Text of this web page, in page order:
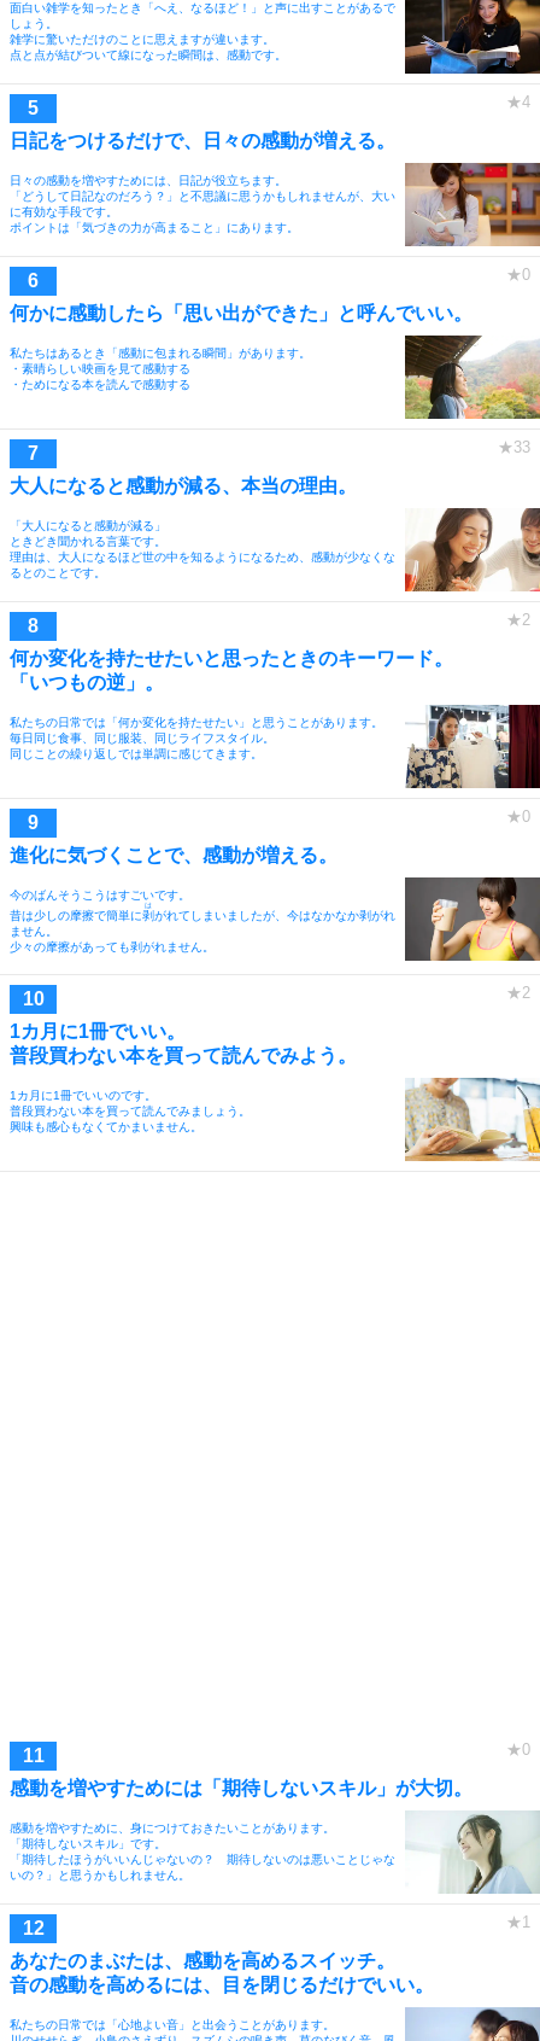
面白い雑学を知ったとき「へえ、なるほど！」と声に出すことがあるで
しょう。
雑学に驚いただけのことに思えますが違います。
点と点が結びついて線になった瞬間は、感動です。
日記をつけるだけで、日々の感動が増える。
日々の感動を増やすためには、日記が役立ちます。
「どうして日記なのだろう？」と不思議に思うかもしれませんが、大い
に有効な手段です。
ポイントは「気づきの力が高まること」にあります。
何かに感動したら「思い出ができた」と呼んでいい。
私たちはあるとき「感動に包まれる瞬間」があります。
・素晴らしい映画を見て感動する
・ためになる本を読んで感動する
大人になると感動が減る、本当の理由。
「大人になると感動が減る」
ときどき聞かれる言葉です。
理由は、大人になるほど世の中を知るようになるため、感動が少なくな
るとのことです。
何か変化を持たせたいと思ったときのキーワード。
「いつもの逆」。
私たちの日常では「何か変化を持たせたい」と思うことがあります。
毎日同じ食事、同じ服装、同じライフスタイル。
同じことの繰り返しでは単調に感じてきます。
進化に気づくことで、感動が増える。
今のばんそうこうはすごいです。
昔は少しの摩擦で簡単に剥
は
がれてしまいましたが、今はなかなか剥がれ
ません。
少々の摩擦があっても剥がれません。
1カ月に1冊でいい。
普段買わない本を買って読んでみよう。
1カ月に1冊でいいのです。
普段買わない本を買って読んでみましょう。
興味も感心もなくてかまいません。
感動を増やすためには「期待しないスキル」が大切。
感動を増やすために、身につけておきたいことがあります。
「期待しないスキル」です。
「期待したほうがいいんじゃないの？ 期待しないのは悪いことじゃな
いの？」と思うかもしれません。
あなたのまぶたは、感動を高めるスイッチ。
音の感動を高めるには、目を閉じるだけでいい。
私たちの日常では「心地よい音」と出会うことがあります。